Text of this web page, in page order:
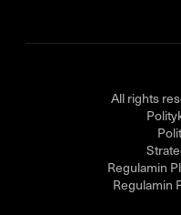
All rights
Regulamin
Regulamin